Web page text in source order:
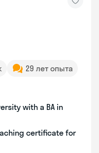
29 лет опыта
with a BA in
certificate for